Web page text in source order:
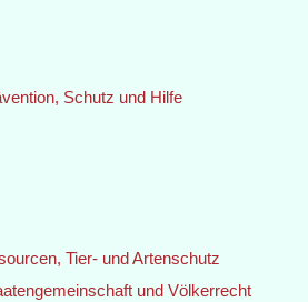
Schutz und Hilfe
Tier- und Artenschutz
und Völkerrecht